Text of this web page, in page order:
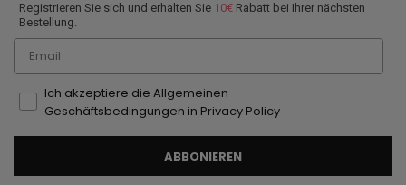
Registrieren Sie sich und erhalten Sie 10€ Rabatt bei Ihrer nächsten
Bestellung.
Email
Ich akzeptiere die Allgemeinen
Geschäftsbedingungen in Privacy Policy
ABBONIEREN